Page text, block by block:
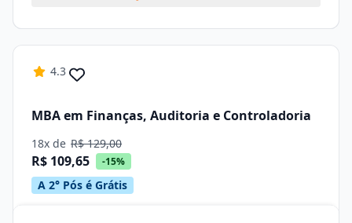
4.3
MBA em Finanças, Auditoria e Controladoria
18x de R$ 129,00
R$ 109,65 -15%
A 2° Pós é Grátis